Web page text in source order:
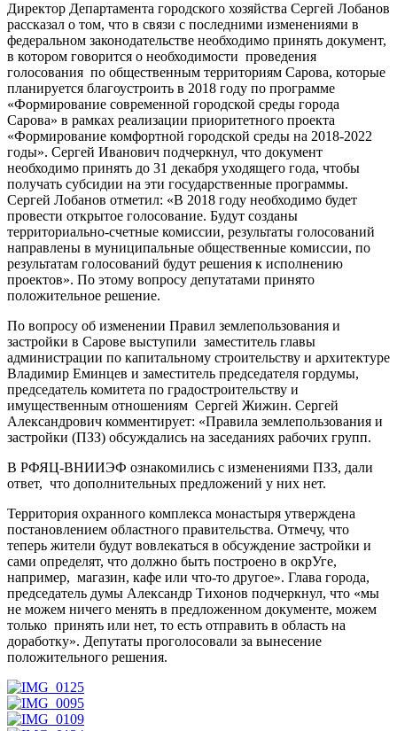
Директор Департамента городского хозяйства Сергей Лобанов
рассказал о том, что в связи с последними изменениями в
федеральном законодательстве необходимо принять документ,
в котором говорится о необходимости проведения
голосования по общественным территориям Сарова, которые
планируется благоустроить в 2018 году по программе
«Формирование современной городской среды города
Сарова» в рамках реализации приоритетного проекта
«Формирование комфортной городской среды на 2018-2022
годы». Сергей Иванович подчеркнул, что документ
необходимо принять до 31 декабря уходящего года, чтобы
получать субсидии на эти государственные программы.
Сергей Лобанов отметил: «В 2018 году необходимо будет
провести открытое голосование. Будут созданы
территориально-счетные комиссии, результаты голосований
направлены в муниципальные общественные комиссии, по
результатам голосований будут решения к исполнению
проектов». По этому вопросу депутатами принято
положительное решение.
По вопросу об изменении Правил землепользования и
застройки в Сарове выступили заместитель главы
администрации по капитальному строительству и архитектуре
Владимир Еминцев и заместитель председателя гордумы,
председатель комитета по градостроительству и
имущественным отношениям Сергей Жижин. Сергей
Александрович комментирует: «Правила землепользования и
застройки (ПЗЗ) обсуждались на заседаниях рабочих групп.
В РФЯЦ-ВНИИЭФ ознакомились с изменениями ПЗЗ, дали
ответ, что дополнительных предложений у них нет.
Территория охранного комплекса монастыря утверждена
постановлением областного правительства. Отмечу, что
теперь жители будут вовлекаться в обсуждение застройки и
сами определят, что должно быть построено в окрУге,
например, магазин, кафе или что-то другое». Глава города,
председатель думы Александр Тихонов подчеркнул, что «мы
не можем ничего менять в предложенном документе, можем
только принять или нет, то есть отправить в область на
доработку». Депутаты проголосовали за вынесение
положительного решения.